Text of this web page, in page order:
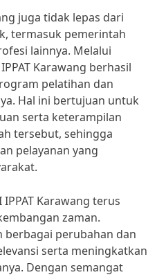
juga tidak lepas dari
termasuk pemerintah
lainnya. Melalui
Karawang berhasil
pelatihan dan
Hal ini bertujuan untuk
serta keterampilan
tersebut, sehingga
pelayanan yang
Karawang terus
zaman.
berbagai perubahan dan
serta meningkatkan
Dengan semangat